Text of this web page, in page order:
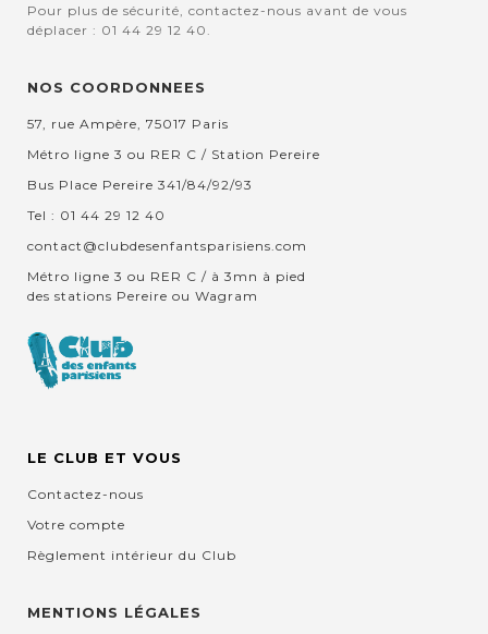
Pour plus de sécurité, contactez-nous avant de vous
déplacer : 01 44 29 12 40.
NOS COORDONNEES
57, rue Ampère, 75017 Paris
Métro ligne 3 ou RER C / Station Pereire
Bus Place Pereire 341/84/92/93
Tel : 01 44 29 12 40
contact@clubdesenfantsparisiens.com
Métro ligne 3 ou RER C / à 3mn à pied
des stations Pereire ou Wagram
LE CLUB ET VOUS
Contactez-nous
Votre compte
Règlement intérieur du Club
MENTIONS LÉGALES